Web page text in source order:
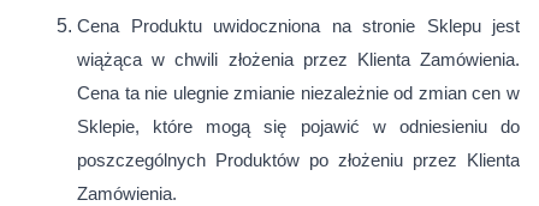
Cena Produktu uwidoczniona na stronie Sklepu jest
wiążąca w chwili złożenia przez Klienta Zamówienia.
Cena ta nie ulegnie zmianie niezależnie od zmian cen w
Sklepie, które mogą się pojawić w odniesieniu do
poszczególnych Produktów po złożeniu przez Klienta
Zamówienia.